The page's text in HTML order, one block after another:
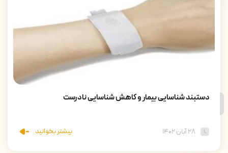
دستبند شناسایی بیمار و کاهش شناسایی نادرست
۲۸ آبان ۱۴۰۲ بیشتر بخوانید